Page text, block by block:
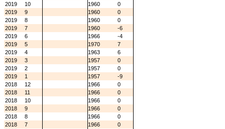
2019
10 1960
0
2019
9 1960
0
2019
8 1960
0
2019
7 1960
-6
2019
6 1966
-4
2019
5 1970
7
2019
4 1963
6
2019
3 1957
0
2019
2 1957
0
2019
1 1957
-9
2018
12 1966
0
2018
11 1966
0
2018
10 1966
0
2018
9 1966
0
2018
8 1966
0
2018
7 1966
0